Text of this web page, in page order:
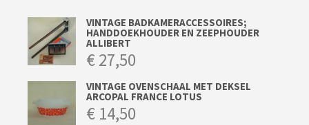
VINTAGE BADKAMERACCESSOIRES;
HANDDOEKHOUDER EN ZEEPHOUDER
ALLIBERT
€27,50
VINTAGE OVENSCHAAL MET DEKSEL
ARCOPAL FRANCE LOTUS
€ 14,50